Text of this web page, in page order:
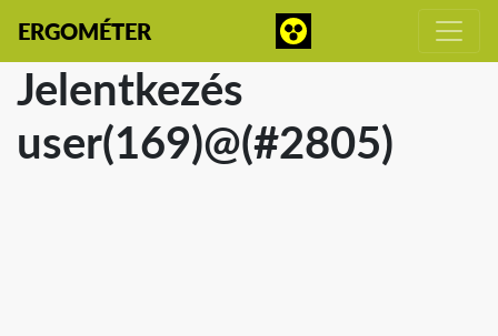
ERGOMÉTER
Jelentkezés
user(169)@(#2805)